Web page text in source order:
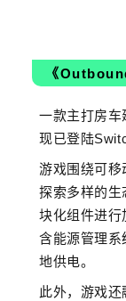
《
一款主打房车
现已登陆
游戏围绕可移
探索多样的
块化组件进
含能源管理
地供电。
此外，游戏